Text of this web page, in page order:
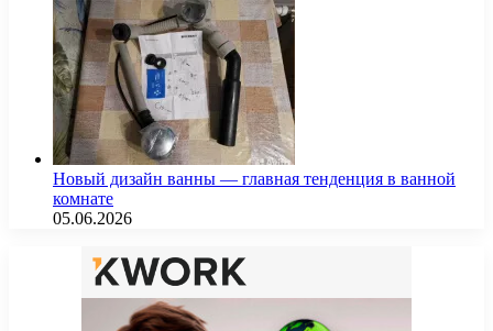
Новый дизайн ванны — главная тенденция в ванной
комнате
05.06.2026